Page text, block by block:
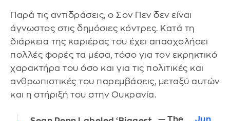
Παρά τις αντιδράσεις, ο Σον Πεν δεν είναι
άγνωστος στις δημόσιες κόντρες. Κατά τη
διάρκεια της καριέρας του έχει απασχολήσει
πολλές φορές τα μέσα, τόσο για τον εκρηκτικό
χαρακτήρα του όσο και για τις πολιτικές και
ανθρωπιστικές του παρεμβάσεις, μεταξύ αυτών
και η στήριξή του στην Ουκρανία.